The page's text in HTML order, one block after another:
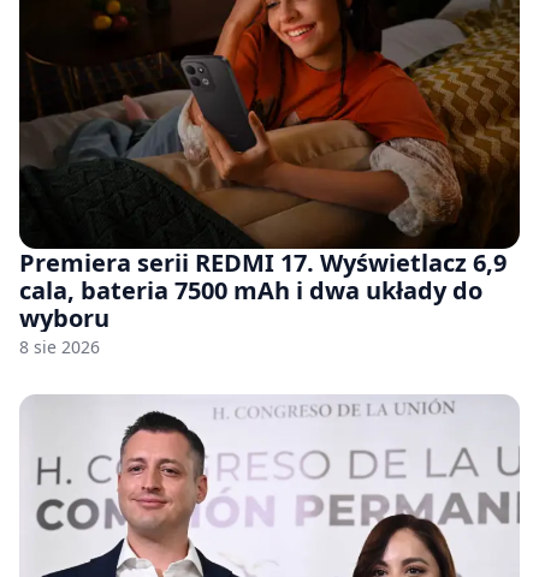
Premiera serii REDMI 17. Wyświetlacz 6,9
cala, bateria 7500 mAh i dwa układy do
wyboru
8 sie 2026